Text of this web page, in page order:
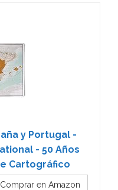
y Portugal -
- 50 Años
Cartográfico
Comprar en Amazon